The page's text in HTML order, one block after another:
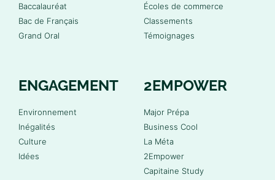
Baccalauréat
Bac de Français
Grand Oral
Écoles de commerce
Classements
Témoignages
ENGAGEMENT
Environnement
Inégalités
Culture
Idées
2EMPOWER
Major Prépa
Business Cool
La Méta
2Empower
Capitaine Study